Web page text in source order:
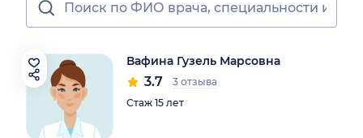
Вафина Гузель Марсовна
3.7
3 отзыва
Стаж 15 лет